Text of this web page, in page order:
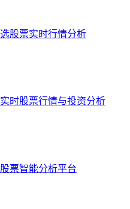
股票实时行情分析
时股票行情与投资分析
票智能分析平台